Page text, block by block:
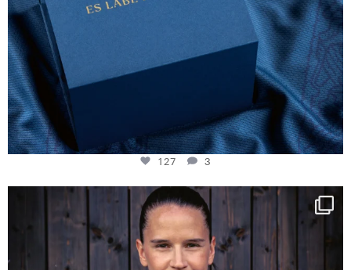
127 3
NIE USENAND GAH
Some anniversaries
295
5